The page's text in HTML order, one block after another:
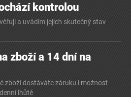
kontrolou
a uvádím jejich skutečný stav
zboží a 14 dní na
zboží dostáváte záruku i možnost
lhůtě